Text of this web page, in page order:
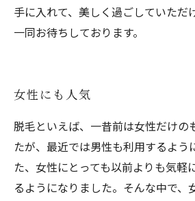
手に入れて、美しく過ごしていただ
一同お待ちしております。
女性にも人気
脱毛といえば、一昔前は女性だけの
たが、最近では男性も利用するよう
た、女性にとっても以前よりも気軽
るようになりました。そんな中で、